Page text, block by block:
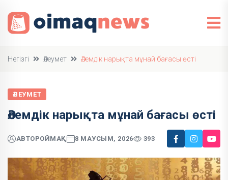
Негізгі Әлеумет Әлемдік нарықта мұнай бағасы өсті
ӘЛЕУМЕТ
Әлемдік нарықта мұнай бағасы өсті
АВТОРОЙМАҚ 8 МАУСЫМ, 2026 393